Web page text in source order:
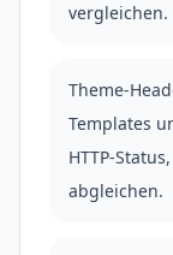
vergleichen.
Theme-
Templates
HTTP-
abgleichen.